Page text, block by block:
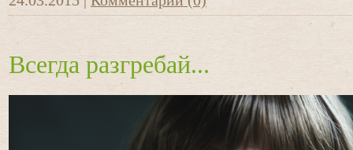
Всегда разгребай...